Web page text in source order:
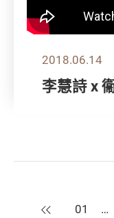
2018.06.14
李慧詩 x
上一頁
01 …